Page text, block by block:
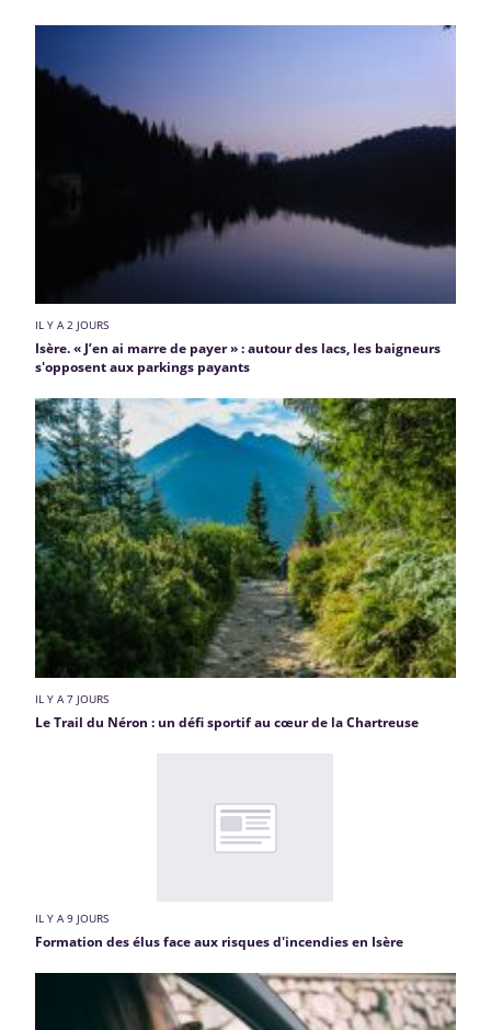
IL Y A 2 JOURS
Isère. « J’en ai marre de payer » : autour des lacs, les baigneurs
s'opposent aux parkings payants
IL Y A 7 JOURS
Le Trail du Néron : un défi sportif au cœur de la Chartreuse
IL Y A 9 JOURS
Formation des élus face aux risques d'incendies en Isère